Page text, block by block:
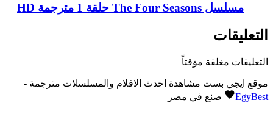
مسلسل The Four Seasons حلقة 1 مترجمة HD
التعليقات
التعليقات مغلقة مؤقتاً
موقع ايجي بست مشاهدة احدث الافلام والمسلسلات مترجمة -
EgyBest
صنع في مصر